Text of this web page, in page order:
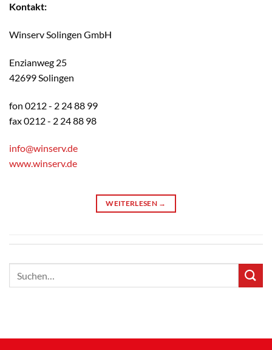
Kontakt:
Winserv Solingen GmbH
Enzianweg 25
42699 Solingen
fon 0212 - 2 24 88 99
fax 0212 - 2 24 88 98
info@winserv.de
www.winserv.de
WEITERLESEN →